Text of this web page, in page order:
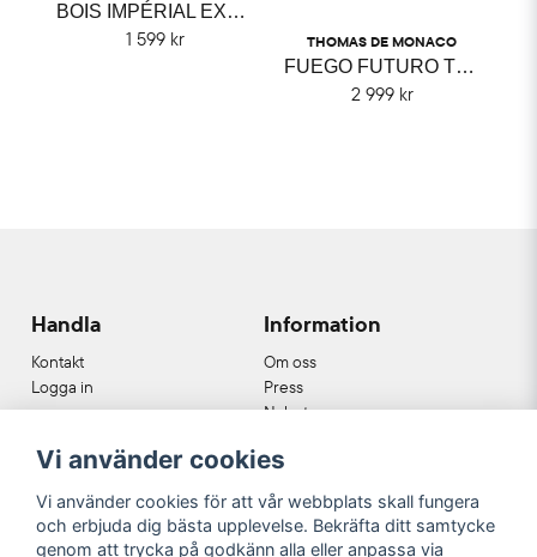
BOIS IMPÉRIAL EXTRAIT ESSENTIAL PARFUMS
1 599 kr THOMAS DE MONACO
FUEGO FUTURO THOMAS DE MONACO
2 999 kr
Handla
Kontakt
Logga in
Information
Om oss
Press
Nyheter
Cookies
Köpvillkor
Våra partners
Vi använder cookies
Vi använder cookies för att vår webbplats skall fungera
och erbjuda dig bästa upplevelse. Bekräfta ditt samtycke
genom att trycka på godkänn alla eller anpassa via